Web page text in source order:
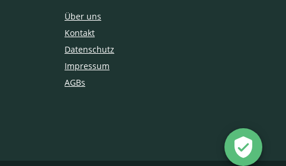
Über uns
Kontakt
Datenschutz
Impressum
AGBs